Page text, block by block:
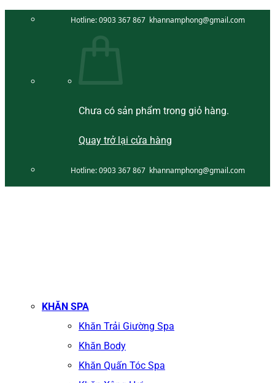
Hotline:0903 367 867 khannamphong@gmail.com
Chưa có sản phẩm trong giỏ hàng.
Quay trở lại cửa hàng
Hotline:0903 367 867 khannamphong@gmail.com
KHĂN SPA
Khăn Trải Giường Spa
Khăn Body
Khăn Quấn Tóc Spa